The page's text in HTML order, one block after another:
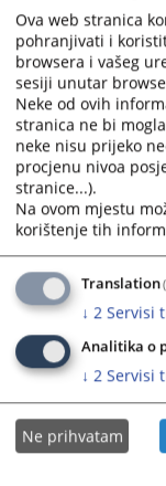
the
calendar
and
select
a
date.
Press
the
question
mark
get
the
keyboard
shortcuts
for
changing
dates.
Ova web stranica
pohranjivati i
browsera i vašeg
sesiji unutar
Neke od ovih
stranica ne bi
neke nisu prijeko
procjenu nivoa
stranice...).
Na ovom mjestu
korištenje tih
Translation
↓ 2 Servisi
Analitika o
↓ 2 Servisi
Ne prihvatam